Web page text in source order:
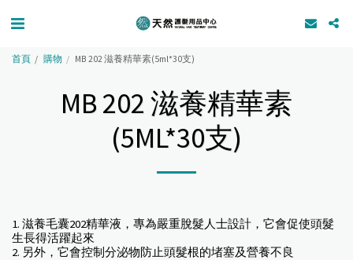
首頁 購物 MB 202 滋養精華素(5ml*30支)
MB 202 滋養精華素
(5ML*30支)
1. 滋養毛囊202精華液，專為嚴重脫髮人士設計，它會促使頭髮
生長得活躍起來
2. 另外，它會控制分泌物防止頭髮根的堵塞及營養不良